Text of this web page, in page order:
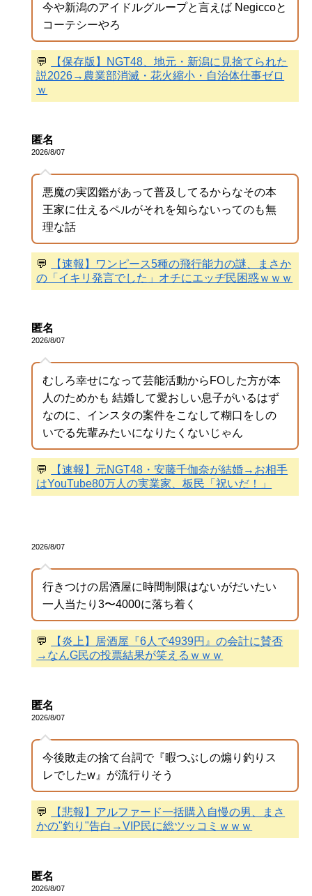
今や新潟のアイドルグループと言えば Negiccoと
コーテシーやろ
💬
【保存版】NGT48、地元・新潟に見捨てられた
説2026→農業部消滅・花火縮小・自治体仕事ゼロ
ｗ
匿名
2026/8/07
悪魔の実図鑑があって普及してるからなその本
王家に仕えるペルがそれを知らないってのも無
理な話
💬
【速報】ワンピース5種の飛行能力の謎、まさか
の「イキリ発言でした」オチにエッヂ民困惑ｗｗｗ
匿名
2026/8/07
むしろ幸せになって芸能活動からFOした方が本
人のためかも 結婚して愛おしい息子がいるはず
なのに、インスタの案件をこなして糊口をしの
いでる先輩みたいになりたくないじゃん
💬
【速報】元NGT48・安藤千伽奈が結婚→お相手
はYouTube80万人の実業家、板民「祝いだ！」
2026/8/07
行きつけの居酒屋に時間制限はないがだいたい
一人当たり3〜4000に落ち着く
💬
【炎上】居酒屋『6人で4939円』の会計に賛否
→なんG民の投票結果が笑えるｗｗｗ
匿名
2026/8/07
今後敗走の捨て台詞で『暇つぶしの煽り釣りス
レでしたw』が流行りそう
💬
【悲報】アルファード一括購入自慢の男、まさ
かの"釣り"告白→VIP民に総ツッコミｗｗｗ
匿名
2026/8/07